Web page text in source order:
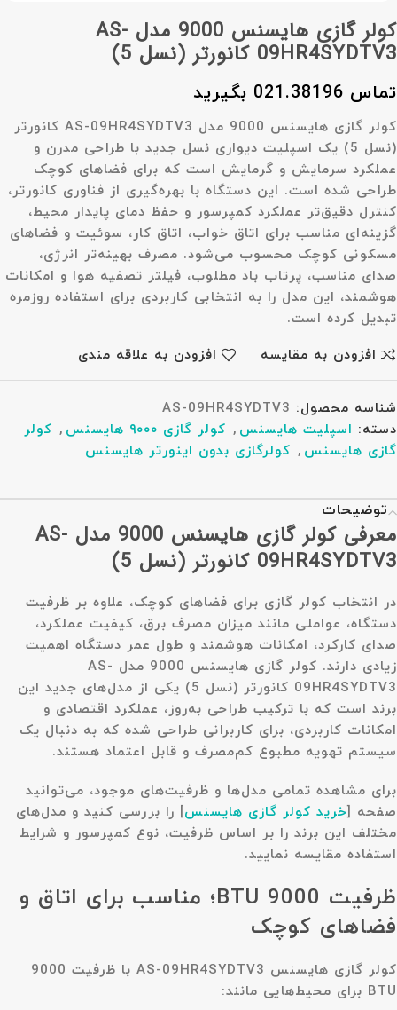
کولر گازی هایسنس 9000 مدل AS-
09HR4SYDTV3 کانورتر (نسل 5)
تماس 021.38196 بگیرید
کولر گازی
هایسنس 9000 مدل AS-09HR4SYDTV3 کانورتر
(نسل 5)
یک اسپلیت دیواری نسل جدید با طراحی مدرن و
عملکرد سرمایش و گرمایش است که برای فضاهای کوچک
طراحی شده است. این دستگاه با بهره‌گیری از فناوری کانورتر،
کنترل دقیق‌تر عملکرد کمپرسور و حفظ دمای پایدار محیط،
گزینه‌ای مناسب برای اتاق خواب، اتاق کار، سوئیت و فضاهای
مسکونی کوچک محسوب می‌شود. مصرف بهینه‌تر انرژی،
صدای مناسب، پرتاب باد مطلوب، فیلتر تصفیه هوا و امکانات
هوشمند، این مدل را به انتخابی کاربردی برای استفاده روزمره
تبدیل کرده است.
افزودن به مقایسه
افزودن به علاقه مندی
شناسه محصول: AS-09HR4SYDTV3
دسته: اسپلیت هایسنس , کولر گازی ۹۰۰۰ هایسنس , کولر
گازی هایسنس , کولرگازی بدون اینورتر هایسنس
توضیحات
معرفی کولر گازی هایسنس 9000 مدل AS-
09HR4SYDTV3 کانورتر (نسل 5)
در انتخاب کولر گازی برای فضاهای کوچک، علاوه بر ظرفیت
دستگاه، عواملی مانند میزان مصرف برق، کیفیت عملکرد،
صدای کارکرد، امکانات هوشمند و طول عمر دستگاه اهمیت
زیادی دارند.
کولر گازی هایسنس 9000 مدل AS-
09HR4SYDTV3 کانورتر (نسل 5)
یکی از مدل‌های جدید این
برند است که با ترکیب طراحی به‌روز، عملکرد اقتصادی و
امکانات کاربردی، برای کاربرانی طراحی شده که به دنبال یک
سیستم تهویه مطبوع کم‌مصرف و قابل اعتماد هستند.
برای مشاهده تمامی مدل‌ها و ظرفیت‌های موجود، می‌توانید
صفحه [خرید کولر گازی هایسنس] را بررسی کنید و مدل‌های
مختلف این برند را بر اساس ظرفیت، نوع کمپرسور و شرایط
استفاده مقایسه نمایید.
ظرفیت 9000 BTU؛ مناسب برای اتاق و
فضاهای کوچک
کولر گازی هایسنس AS-09HR4SYDTV3 با ظرفیت 9000
BTU برای محیط‌هایی مانند: